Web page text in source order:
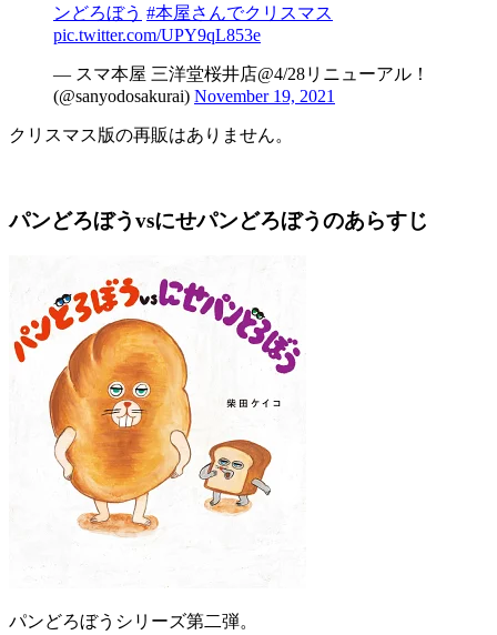
ンどろぼう #本屋さんでクリスマス
pic.twitter.com/UPY9qL853e
— スマ本屋 三洋堂桜井店@4/28リニューアル！
(@sanyodosakurai) November 19, 2021
クリスマス版の再販はありません。
パンどろぼうvsにせパンどろぼうのあらすじ
パンどろぼうシリーズ第二弾。